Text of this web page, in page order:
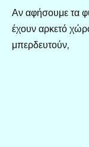
Αν αφήσουμε τα
έχουν αρκετό
μπερδευτούν,